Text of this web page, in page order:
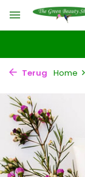
Terug Home